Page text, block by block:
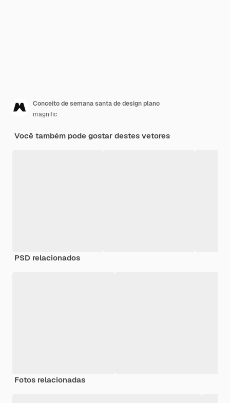
Conceito de semana santa de design plano
magnific
Você também pode gostar destes vetores
PSD relacionados
Fotos relacionadas